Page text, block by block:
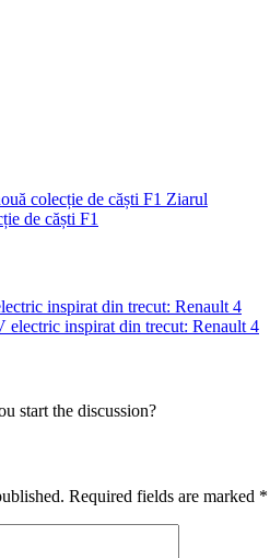
Ziarul
de căști F1
inspirat din trecut: Renault 4
start the discussion?
Required fields are marked *